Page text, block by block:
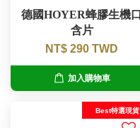
德國HOYER蜂膠生機口
含片
NT$ 290 TWD
加入購物車
Best特選現貨